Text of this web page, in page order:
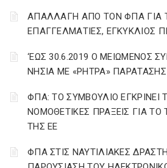
ΑΠΑΛΛΑΓΗ ΑΠΟ ΤΟΝ ΦΠΑ ΓΙΑ
ΕΠΑΓΓΕΛΜΑΤΙΕΣ, ΕΓΚΥΚΛΙΟΣ
‘ΕΩΣ 30.6.2019 Ο ΜΕΙΩΜΕΝΟΣ
ΝΗΣΙΑ ΜΕ «ΡΗΤΡΑ» ΠΑΡΑΤΑΣΗΣ
ΦΠΑ: ΤΟ ΣΥΜΒΟΥΛΙΟ ΕΓΚΡΙΝΕΙ
ΝΟΜΟΘΕΤΙΚΕΣ ΠΡΑΞΕΙΣ ΓΙΑ
ΤΗΣ ΕΕ
ΦΠΑ ΣΤΙΣ ΝΑΥΤΙΛΙΑΚΕΣ